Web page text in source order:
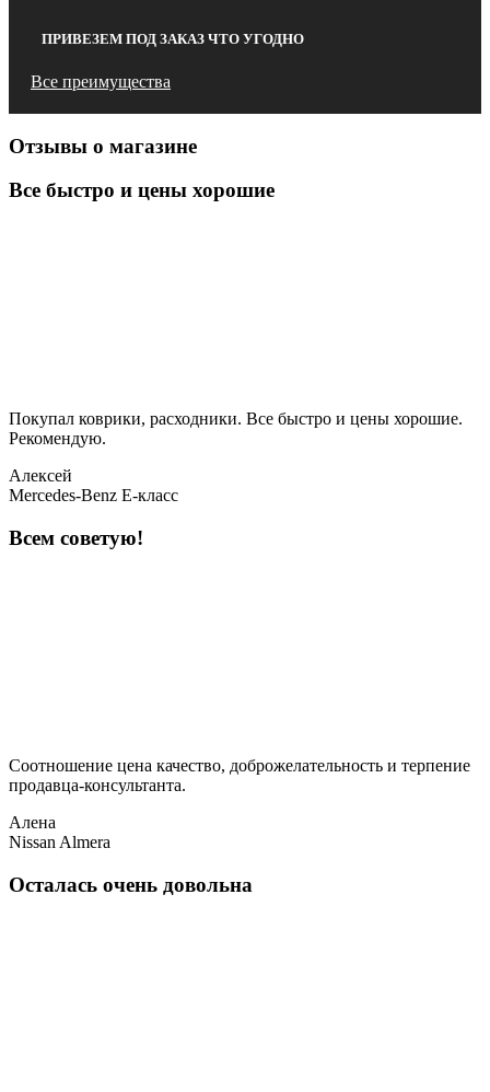
ПРИВЕЗЕМ ПОД ЗАКАЗ ЧТО УГОДНО
Все преимущества
Отзывы о магазине
Все быстро и цены хорошие
Покупал коврики, расходники. Все быстро и цены хорошие.
Рекомендую.
Алексей
Mercedes-Benz E-класс
Всем советую!
Соотношение цена качество, доброжелательность и терпение
продавца-консультанта.
Алена
Nissan Almera
Осталась очень довольна